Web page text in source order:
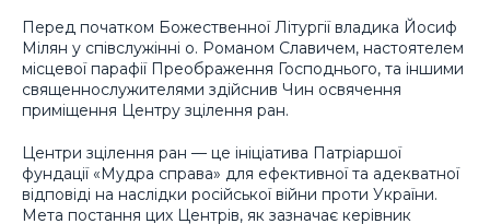
Перед початком Божественної Літургії владика Йосиф
Мілян у співслужінні о. Романом Славичем, настоятелем
місцевої парафії Преображення Господнього, та іншими
священнослужителями здійснив Чин освячення
приміщення Центру зцілення ран.
Центри зцілення ран — це ініціатива Патріаршої
фундації «Мудра справа» для ефективної та адекватної
відповіді на наслідки російської війни проти України.
Мета постання цих Центрів, як зазначає керівник